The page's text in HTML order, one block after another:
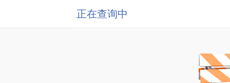
正在查询中